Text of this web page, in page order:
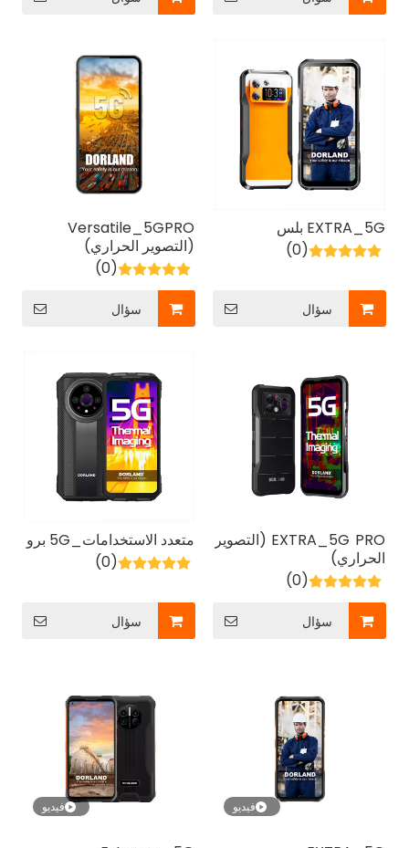
Versatile_5GPRO
(التصوير الحراري)
(0)
سؤال
EXTRA_5G بلس
(0)
سؤال
متعدد الاستخدامات_5G برو
(0)
سؤال
EXTRA_5G PRO (التصوير
الحراري)
(0)
سؤال
فيديو فيديو